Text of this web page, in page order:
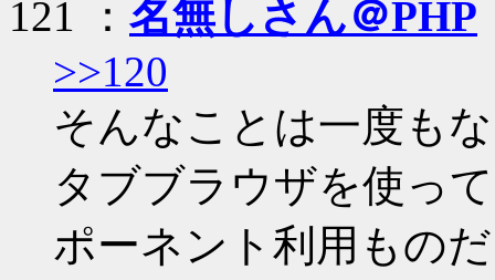
121 ： 名無しさん＠PHP
>>120
そんなことは一度も
タブブラウザを使っ
ポーネント利用もの